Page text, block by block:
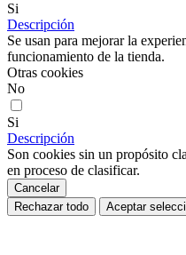
Si
Descripción
Se usan para mejorar la
funcionamiento de la tienda.
Otras cookies
No
Si
Descripción
Son cookies sin un propósito
en proceso de clasificar.
Cancelar
Rechazar todo
Aceptar